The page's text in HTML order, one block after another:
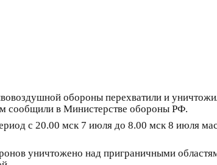
обороны перехватили и
сообщили в Министерстве обороны РФ.
с 20.00 мск 7 июля до 8.00 мск 8 июля
уничтожено над приграничными